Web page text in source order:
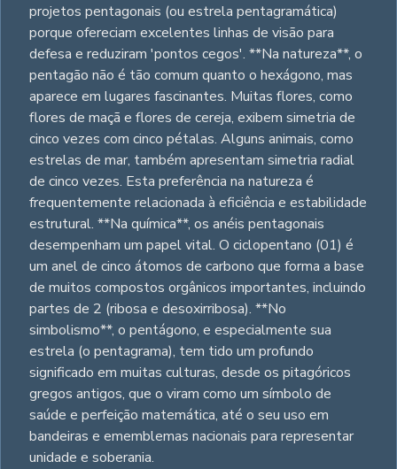
projetos pentagonais (ou estrela pentagramática)
porque ofereciam excelentes linhas de visão para
defesa e reduziram 'pontos cegos'. **Na natureza**, o
pentagão não é tão comum quanto o hexágono, mas
aparece em lugares fascinantes. Muitas flores, como
flores de maçã e flores de cereja, exibem simetria de
cinco vezes com cinco pétalas. Alguns animais, como
estrelas de mar, também apresentam simetria radial
de cinco vezes. Esta preferência na natureza é
frequentemente relacionada à eficiência e estabilidade
estrutural. **Na química**, os anéis pentagonais
desempenham um papel vital. O ciclopentano (01) é
um anel de cinco átomos de carbono que forma a base
de muitos compostos orgânicos importantes, incluindo
partes de 2 (ribosa e desoxirribosa). **No
simbolismo**, o pentágono, e especialmente sua
estrela (o pentagrama), tem tido um profundo
significado em muitas culturas, desde os pitagóricos
gregos antigos, que o viram como um símbolo de
saúde e perfeição matemática, até o seu uso em
bandeiras e ememblemas nacionais para representar
unidade e soberania.